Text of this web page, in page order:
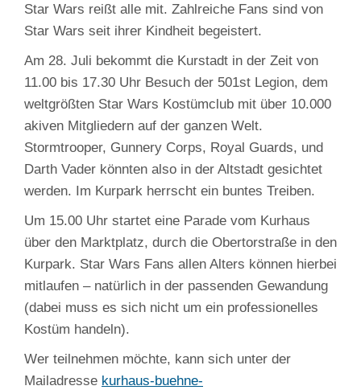
Star Wars reißt alle mit. Zahlreiche Fans sind von
Star Wars seit ihrer Kindheit begeistert.
Am 28. Juli bekommt die Kurstadt in der Zeit von
11.00 bis 17.30 Uhr Besuch der 501st Legion, dem
weltgrößten Star Wars Kostümclub mit über 10.000
akiven Mitgliedern auf der ganzen Welt.
Stormtrooper, Gunnery Corps, Royal Guards, und
Darth Vader könnten also in der Altstadt gesichtet
werden. Im Kurpark herrscht ein buntes Treiben.
Um 15.00 Uhr startet eine Parade vom Kurhaus
über den Marktplatz, durch die Obertorstraße in den
Kurpark. Star Wars Fans allen Alters können hierbei
mitlaufen – natürlich in der passenden Gewandung
(dabei muss es sich nicht um ein professionelles
Kostüm handeln).
Wer teilnehmen möchte, kann sich unter der
Mailadresse kurhaus-buehne-